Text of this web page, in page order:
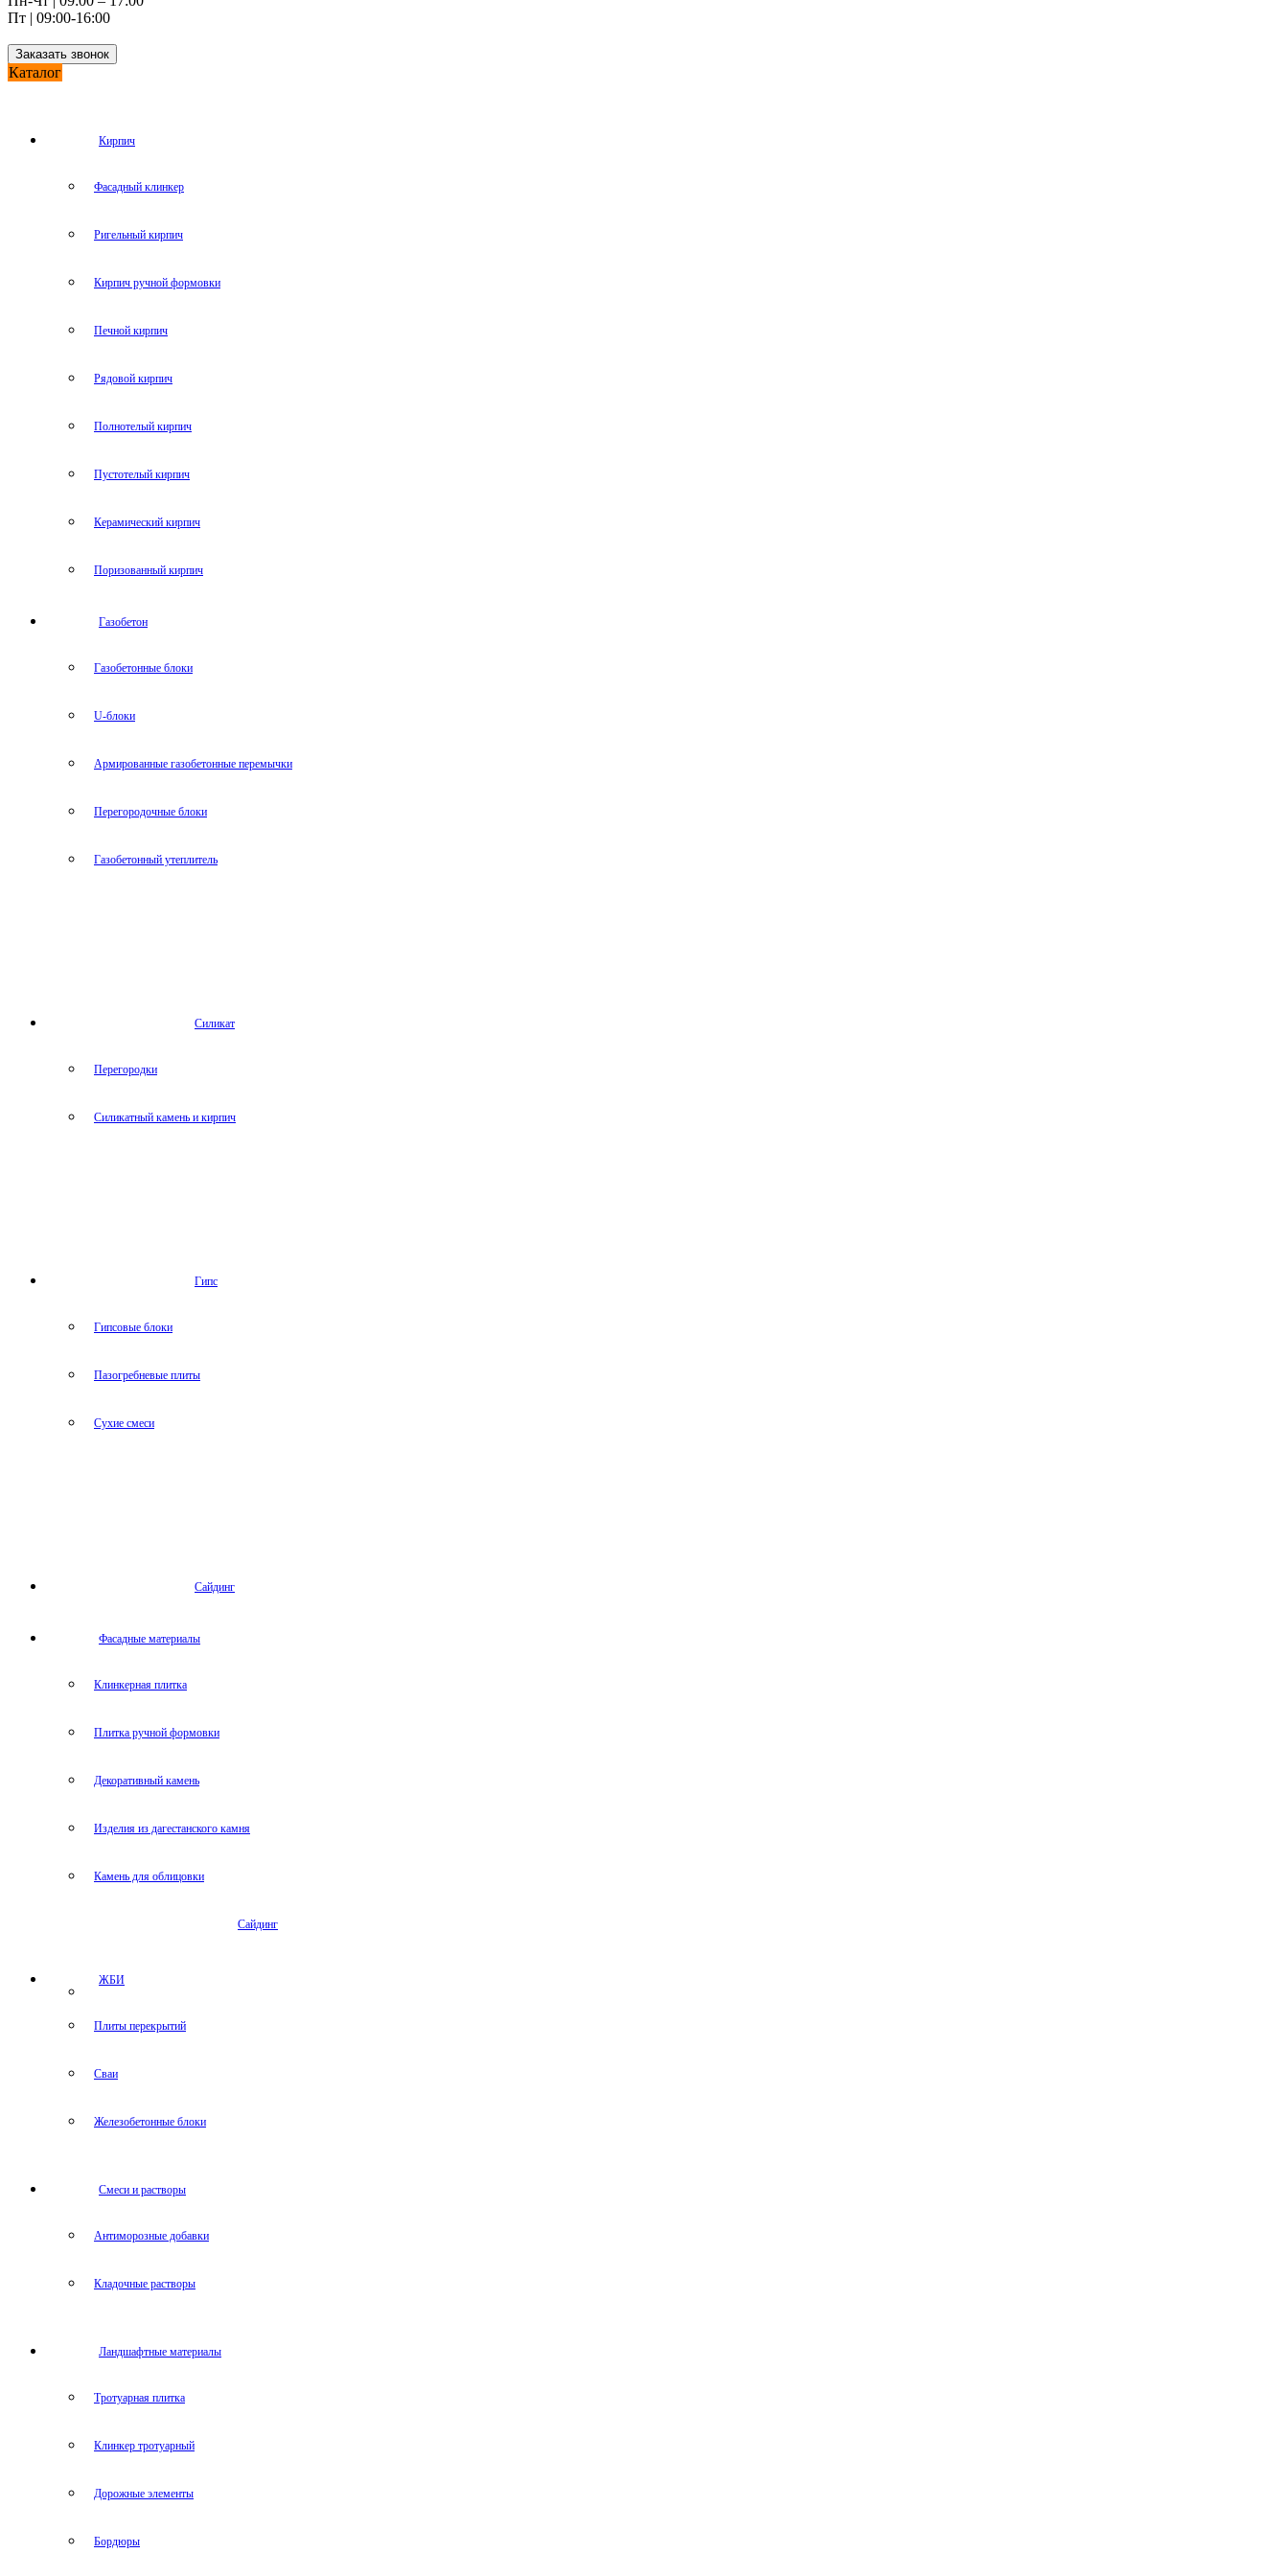
Пт | 09:00-16:00
Заказать звонок
Каталог
Кирпич
Фасадный клинкер
Ригельный кирпич
Кирпич ручной формовки
Печной кирпич
Рядовой кирпич
Полнотелый кирпич
Пустотелый кирпич
Керамический кирпич
Поризованный кирпич
Газобетон
Газобетонные блоки
U-блоки
Армированные газобетонные перемычки
Перегородочные блоки
Газобетонный утеплитель
Силикат
Перегородки
Силикатный камень и кирпич
Гипс
Гипсовые блоки
Пазогребневые плиты
Сухие смеси
Сайдинг
Фасадные материалы
Клинкерная плитка
Плитка ручной формовки
Декоративный камень
Изделия из дагестанского камня
Камень для облицовки
Сайдинг
ЖБИ
Плиты перекрытий
Сваи
Железобетонные блоки
Cмеси и растворы
Антиморозные добавки
Кладочные растворы
Ландшафтные материалы
Тротуарная плитка
Клинкер тротуарный
Дорожные элементы
Бордюры